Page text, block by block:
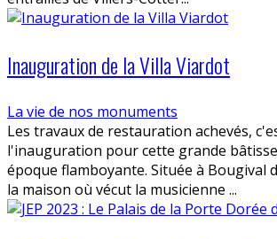
Inauguration de la Villa Viardot
La vie de nos monuments
Les travaux de restauration achevés,
l'inauguration pour cette grande
époque flamboyante. Située à Bougival
la maison où vécut la musicienne ...